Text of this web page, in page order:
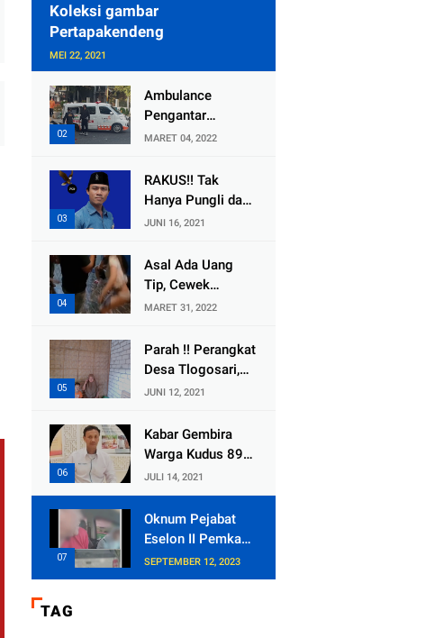
Koleksi gambar
Pertapakendeng
MEI 22, 2021
Ambulance
Pengantar
Jenazah Kepala
Mengalami
Kecelakaan
MARET 04, 2022
RAKUS!! Tak
Hanya Pungli dan
Dana Bedah
Diembat, ,
Perangkat Desa
Selewengkan
Bantuan Mushola
JUNI 16, 2021
Asal Ada Uang
Tip, Cewek
Pemandu Karaoke
Bersedia Bugil
MARET 31, 2022
Parah !! Perangkat
Desa Tlogosari,
Kecamatan
Embat Dana Bedah
Rumah dari
JUNI 12, 2021
Kabar Gembira
Warga Kudus 89
Persen RT di
Kudus Zona Hijau
JULI 14, 2021
Oknum Pejabat
Eselon II Pemkab
Lampung Utara
Asik Ngobrol
SEPTEMBER 12, 2023
TAG